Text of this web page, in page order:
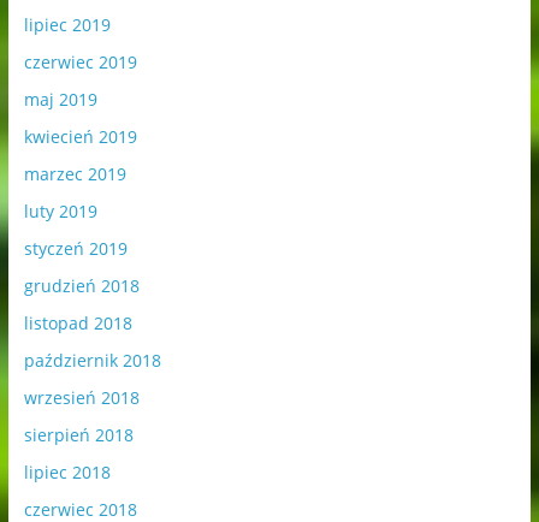
lipiec 2019
czerwiec 2019
maj 2019
kwiecień 2019
marzec 2019
luty 2019
styczeń 2019
grudzień 2018
listopad 2018
październik 2018
wrzesień 2018
sierpień 2018
lipiec 2018
czerwiec 2018